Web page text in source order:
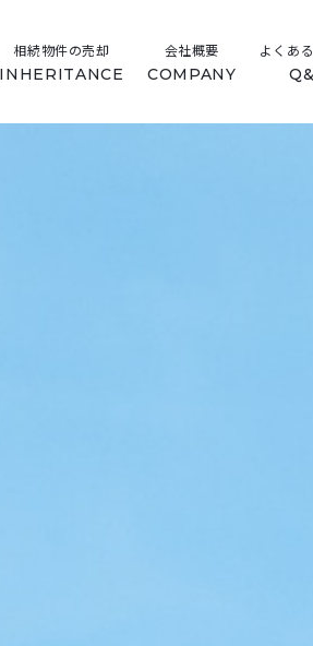
相続物件の売却
INHERITANCE
会社概要
COMPANY
よくあ